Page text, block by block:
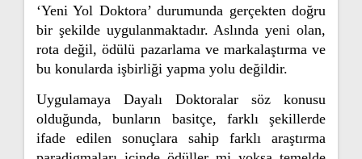
‘Yeni Yol Doktora’ durumunda gerçekten doğru
bir şekilde uygulanmaktadır. Aslında yeni olan,
rota değil, ödülü pazarlama ve markalaştırma ve
bu konularda işbirliği yapma yolu değildir.
Uygulamaya Dayalı Doktoralar söz konusu
olduğunda, bunların basitçe, farklı şekillerde
ifade edilen sonuçlara sahip farklı araştırma